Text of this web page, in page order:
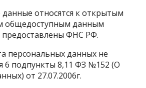
относятся к открытым
общедоступным данным
ФНС РФ.
персональных данных не
6 подпункты 8,11 ФЗ №152 (О
от 27.07.2006г.